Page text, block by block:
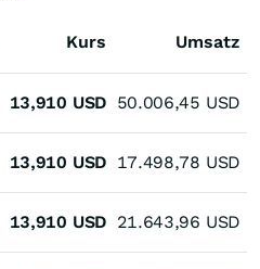
Kurs Umsatz
13,910 USD 50.006,45 USD
13,910 USD 17.498,78 USD
13,910 USD 21.643,96 USD